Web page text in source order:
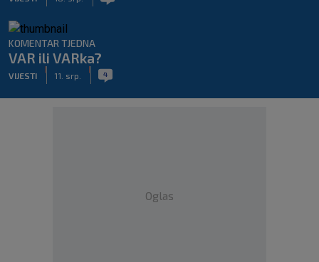
KOMENTAR TJEDNA
VAR ili VARka?
VIJESTI 11. srp. 4
Oglas